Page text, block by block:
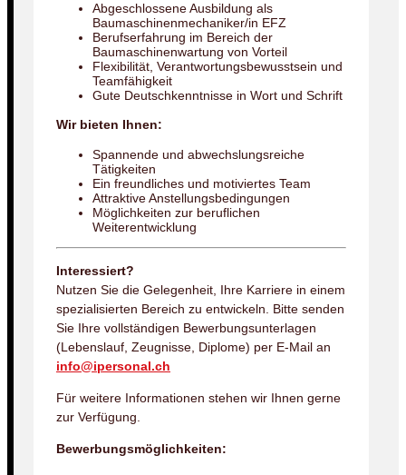
Abgeschlossene Ausbildung als
Baumaschinenmechaniker/in EFZ
Berufserfahrung im Bereich der
Baumaschinenwartung von Vorteil
Flexibilität, Verantwortungsbewusstsein und
Teamfähigkeit
Gute Deutschkenntnisse in Wort und Schrift
Wir bieten Ihnen:
Spannende und abwechslungsreiche
Tätigkeiten
Ein freundliches und motiviertes Team
Attraktive Anstellungsbedingungen
Möglichkeiten zur beruflichen
Weiterentwicklung
Interessiert?
Nutzen Sie die Gelegenheit, Ihre Karriere in einem
spezialisierten Bereich zu entwickeln. Bitte senden
Sie Ihre vollständigen Bewerbungsunterlagen
(Lebenslauf, Zeugnisse, Diplome) per E-Mail an
info@ipersonal.ch
Für weitere Informationen stehen wir Ihnen gerne
zur Verfügung.
Bewerbungsmöglichkeiten: